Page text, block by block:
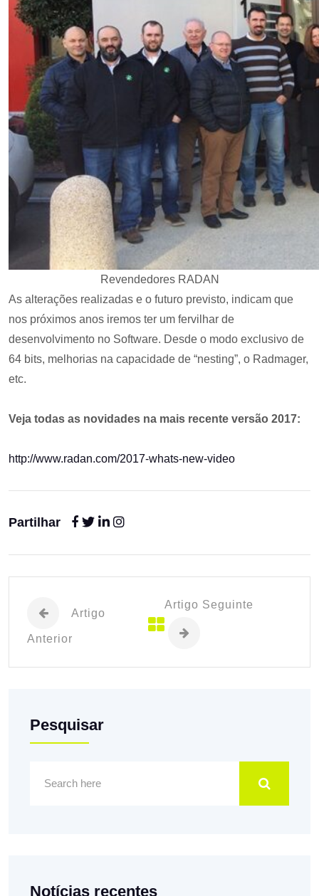
Revendedores RADAN
As alterações realizadas e o futuro previsto, indicam que
nos próximos anos iremos ter um fervilhar de
desenvolvimento no Software. Desde o modo exclusivo de
64 bits, melhorias na capacidade de “nesting”, o Radmager,
etc.
Veja todas as novidades na mais recente versão 2017:
http://www.radan.com/2017-whats-new-video
Partilhar
Artigo
Anterior
Artigo Seguinte
Pesquisar
Notícias recentes